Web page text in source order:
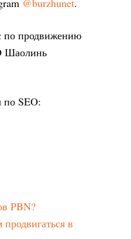
@burzhunet.
по продвижению
Шаолинь
по SEO:
PBN?
в